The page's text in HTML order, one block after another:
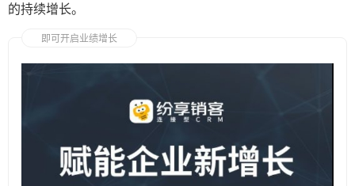
的持续增长。
即可开启业绩增长